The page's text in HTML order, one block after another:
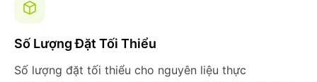
Số Lượng Đặt Tối Thiểu
Số lượng đặt tối thiểu cho nguyên liệu thực